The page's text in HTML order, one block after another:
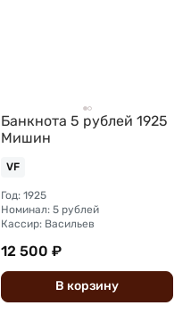
Банкнота 5 рублей 1925
Мишин
VF
Год: 1925
Номинал: 5 рублей
Кассир: Васильев
12 500 ₽
В корзину